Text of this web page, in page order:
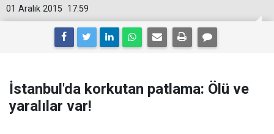
17:59
01 Aralık 2015
İstanbul'da korkutan patlama: Ölü ve
yaralılar var!